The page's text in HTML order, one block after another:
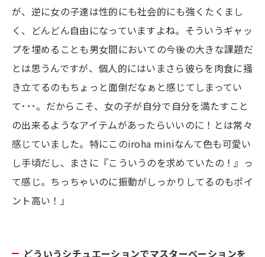
が、逆に女の子達は性的にも社会的にも強くたくまし
く、どんどん自由になっていますよね。そういうギャッ
プを埋めることも男女間においての今後の大きな課題だ
とは思うんですが、個人的にはいまさら彼らを肉食に掻
き立てるのもちょっと面倒だなぁと感じてしまってい
て･･･。だからこそ、女の子が自分で自分を満たすこと
の出来るようなアイテムがあったらいいのに！とは常々
感じていました。特にこのiroha miniなんて色も可愛い
し手頃だし、まさに『こういうのを求めていたの！』っ
て感じ。ちっちゃいのに振動がしっかりしてるのもポイ
ント高い！」
どういうシチュエーションでマスターベーションを